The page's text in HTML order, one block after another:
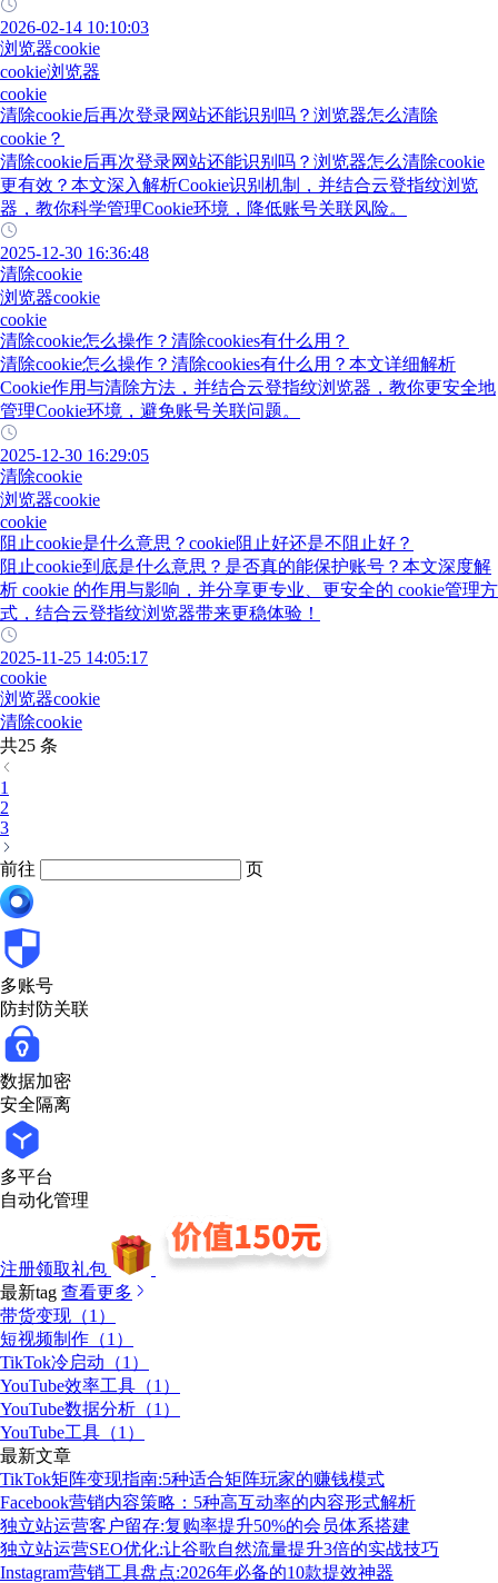
2026-02-14 10:10:03
浏览器cookie
cookie浏览器
cookie
清除cookie后再次登录网站还能识别吗？浏览器怎么清除
cookie？
清除cookie后再次登录网站还能识别吗？浏览器怎么清除cookie
更有效？本文深入解析Cookie识别机制，并结合云登指纹浏览
器，教你科学管理Cookie环境，降低账号关联风险。
2025-12-30 16:36:48
清除cookie
浏览器cookie
cookie
清除cookie怎么操作？清除cookies有什么用？
清除cookie怎么操作？清除cookies有什么用？本文详细解析
Cookie作用与清除方法，并结合云登指纹浏览器，教你更安全地
管理Cookie环境，避免账号关联问题。
2025-12-30 16:29:05
清除cookie
浏览器cookie
cookie
阻止cookie是什么意思？cookie阻止好还是不阻止好？
阻止cookie到底是什么意思？是否真的能保护账号？本文深度解
析 cookie 的作用与影响，并分享更专业、更安全的 cookie管理方
式，结合云登指纹浏览器带来更稳体验！
2025-11-25 14:05:17
cookie
浏览器cookie
清除cookie
共25 条
1
2
3
前往 页
多账号
防封防关联
数据加密
安全隔离
多平台
自动化管理
注册领取礼包
最新tag 查看更多
带货变现（1）
短视频制作（1）
TikTok冷启动（1）
YouTube效率工具（1）
YouTube数据分析（1）
YouTube工具（1）
最新文章
TikTok矩阵变现指南:5种适合矩阵玩家的赚钱模式
Facebook营销内容策略：5种高互动率的内容形式解析
独立站运营客户留存:复购率提升50%的会员体系搭建
独立站运营SEO优化:让谷歌自然流量提升3倍的实战技巧
Instagram营销工具盘点:2026年必备的10款提效神器